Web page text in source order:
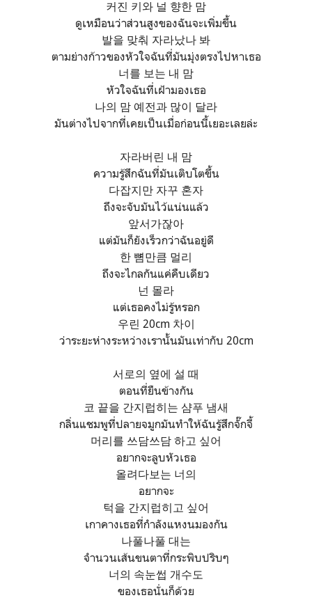
커진 키와 널 향한 맘
ดูเหมือนว่าส่วนสูงของฉันจะเพิ่มขึ้น
발을 맞춰 자라났나 봐
ตามย่างก้าวของหัวใจฉันที่มันมุ่งตรงไปหาเธอ
너를 보는 내 맘
หัวใจฉันที่เฝ้ามองเธอ
나의 맘 예전과 많이 달라
มันต่างไปจากที่เคยเป็นเมื่อก่อนนี้เยอะเลยล่ะ
자라버린 내 맘
ความรู้สึกฉันที่มันเติบโตขึ้น
다잡지만 자꾸 혼자
ถึงจะจับมันไว้แน่นแล้ว
앞서가잖아
แต่มันก็ยังเร็วกว่าฉันอยู่ดี
한 뼘만큼 멀리
ถึงจะไกลกันแค่คืบเดียว
넌 몰라
แต่เธอคงไม่รู้หรอก
우린 20cm 차이
ว่าระยะห่างระหว่างเรานั้นมันเท่ากับ 20cm
서로의 옆에 설 때
ตอนที่ยืนข้างกัน
코 끝을 간지럽히는 샴푸 냄새
กลิ่นแชมพูที่ปลายจมูกมันทำให้ฉันรู้สึกจั๊กจี้
머리를 쓰담쓰담 하고 싶어
อยากจะลูบหัวเธอ
올려다보는 너의
อยากจะ
턱을 간지럽히고 싶어
เกาคางเธอที่กำลังแหงนมองกัน
나풀나풀 대는
จำนวนเส้นขนตาที่กระพิบปริบๆ
너의 속눈썹 개수도
ของเธอนั่นก็ด้วย